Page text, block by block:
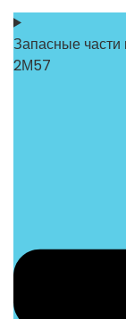
Запасные части
2М57